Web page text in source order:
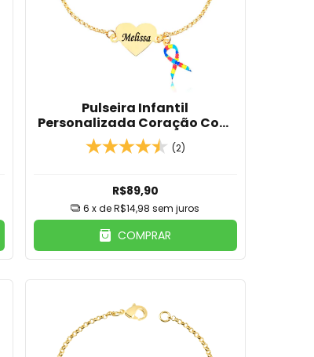
Pulseira Infantil
Personalizada Coração Com
Nome E Pingente Laço
Autismo Banhada Em Ouro
(2)
R$89,90
6 x deR$14,98 sem juros
COMPRAR